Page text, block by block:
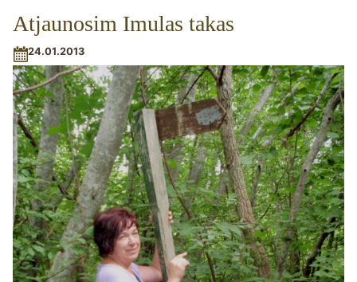
Atjaunosim Imulas takas
24.01.2013